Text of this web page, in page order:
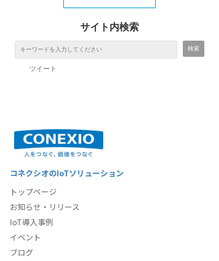
サイト内検索
ツイート
コネクシオのIoTソリューション
トップページ
お知らせ・リリース
IoT導入事例
イベント
ブログ